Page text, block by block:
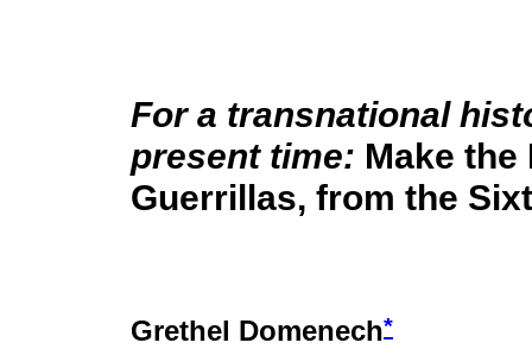
For a transnational
present time: Make
Guerrillas, from the
Grethel Domenech*